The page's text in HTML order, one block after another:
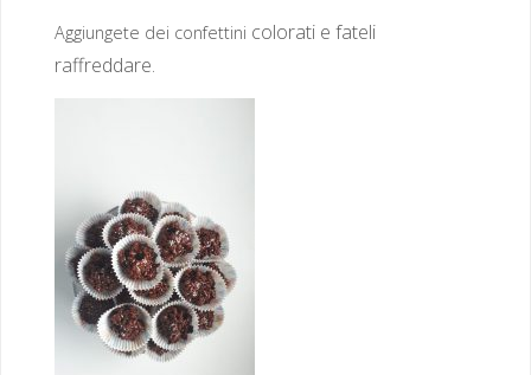
Aggiungete dei confettini colorati e fateli
raffreddare.